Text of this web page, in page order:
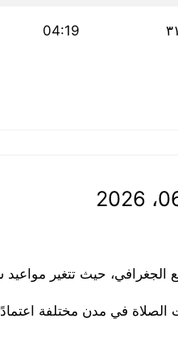
٣١ 04:19
الجغرافي، حيث تتغير
الصلاة في مدن مختلفة